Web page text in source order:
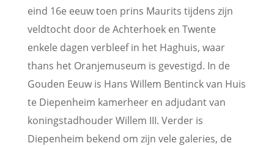
eind 16e eeuw toen prins Maurits tijdens zijn
veldtocht door de Achterhoek en Twente
enkele dagen verbleef in het Haghuis, waar
thans het Oranjemuseum is gevestigd. In de
Gouden Eeuw is Hans Willem Bentinck van Huis
te Diepenheim kamerheer en adjudant van
koningstadhouder Willem III. Verder is
Diepenheim bekend om zijn vele galeries, de